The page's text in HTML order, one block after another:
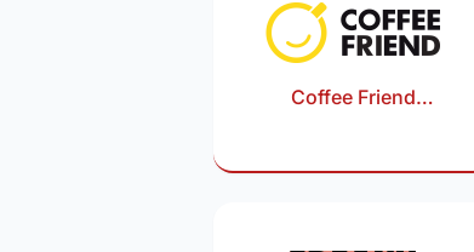
Coffee Friend